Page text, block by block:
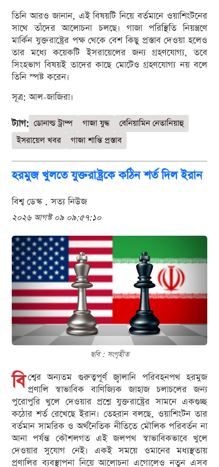
তিনি আরও জানান, এই বিষয়টি নিয়ে বর্তমানে ওয়াশিংটনের
সাথে তাঁদের আলোচনা চলছে। গাজা পরিস্থিতি নিয়ন্ত্রণে
মার্কিন যুক্তরাষ্ট্রের পক্ষ থেকে বেশ কিছু প্রস্তাব দেওয়া হলেও
তার মধ্যে কয়েকটি ইসরায়েলের জন্য গ্রহণযোগ্য, তবে
সিংহভাগ বিষয়ই তাদের কাছে মোটেও গ্রহণযোগ্য নয় বলে
তিনি স্পষ্ট করেন।
সূত্র: আল-জাজিরা।
ট্যাগ: ডোনাল্ড ট্রাম্প গাজা যুদ্ধ
বেনিয়ামিন নেতানিয়াহু
ইসরায়েল খবর
গাজা শান্তি প্রস্তাব
হরমুজ খুলতে যুক্তরাষ্ট্রকে কঠিন শর্ত দিল ইরান
বিশ্ব ডেস্ক . সত্য নিউজ
২০২৬ আগস্ট ০৯ ০৯:৫৭:১০
ছবি : সংগৃহীত
বি শ্বের অন্যতম গুরুত্বপূর্ণ জ্বালানি পরিবহনপথ হরমুজ
প্রণালি স্বাভাবিক বাণিজ্যিক জাহাজ চলাচলের জন্য
পুরোপুরি খুলে দেওয়ার প্রশ্নে যুক্তরাষ্ট্রের সামনে একগুচ্ছ
কঠোর শর্ত রেখেছে ইরান। তেহরান বলছে, ওয়াশিংটন তার
বর্তমান সামরিক ও অর্থনৈতিক নীতিতে মৌলিক পরিবর্তন না
আনা পর্যন্ত কৌশলগত এই জলপথ স্বাভাবিকভাবে খুলে
দেওয়ার সুযোগ নেই। একই সময়ে ওমানের মধ্যস্থতায়
প্রণালির ব্যবস্থাপনা নিয়ে আলোচনা এগোলেও নতুন এসব